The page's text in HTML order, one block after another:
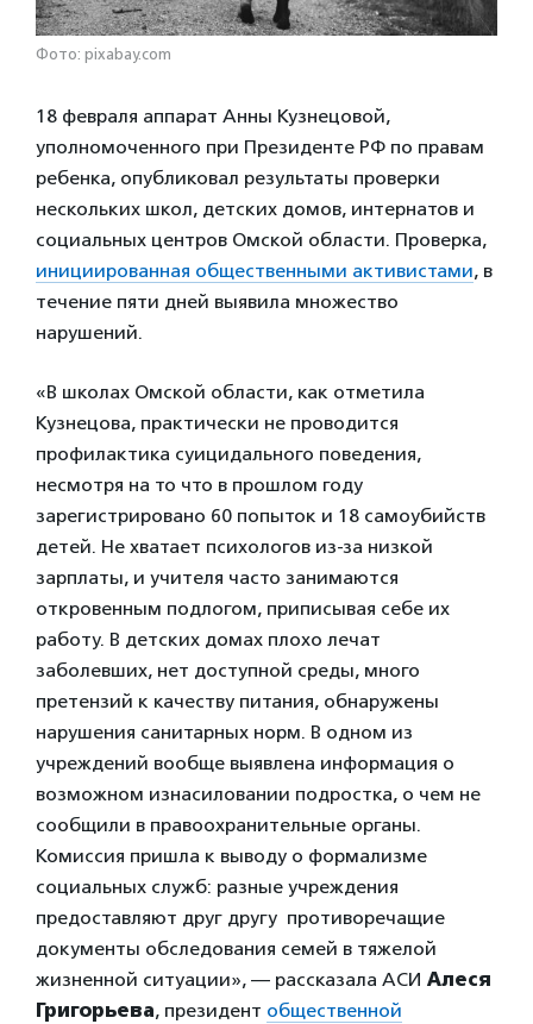
Фото: pixabay.com
18 февраля аппарат Анны Кузнецовой,
уполномоченного при Президенте РФ по правам
ребенка, опубликовал результаты проверки
нескольких школ, детских домов, интернатов и
социальных центров Омской области. Проверка,
инициированная общественными активистами, в
течение пяти дней выявила множество
нарушений.
«В школах Омской области, как отметила
Кузнецова, практически не проводится
профилактика суицидального поведения,
несмотря на то что в прошлом году
зарегистрировано 60 попыток и 18 самоубийств
детей. Не хватает психологов из-за низкой
зарплаты, и учителя часто занимаются
откровенным подлогом, приписывая себе их
работу. В детских домах плохо лечат
заболевших, нет доступной среды, много
претензий к качеству питания, обнаружены
нарушения санитарных норм. В одном из
учреждений вообще выявлена информация о
возможном изнасиловании подростка, о чем не
сообщили в правоохранительные органы.
Комиссия пришла к выводу о формализме
социальных служб: разные учреждения
предоставляют друг другу противоречащие
документы обследования семей в тяжелой
жизненной ситуации», — рассказала АСИ Алеся
Григорьева, президент общественной